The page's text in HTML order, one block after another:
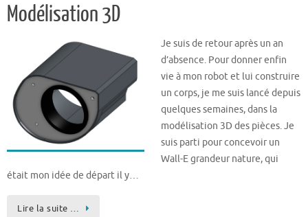
Modélisation 3D
Je suis de retour après un an
d’absence. Pour donner enfin
vie à mon robot et lui construire
un corps, je me suis lancé depuis
quelques semaines, dans la
modélisation 3D des pièces. Je
suis parti pour concevoir un
Wall-E grandeur nature, qui
était mon idée de départ il y…
Lire la suite …